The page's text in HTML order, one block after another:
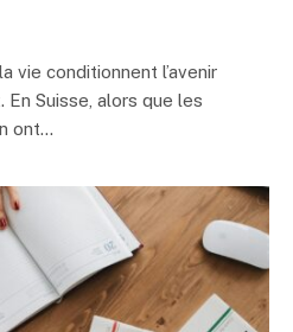
vie conditionnent l’avenir
En Suisse, alors que les
ont…